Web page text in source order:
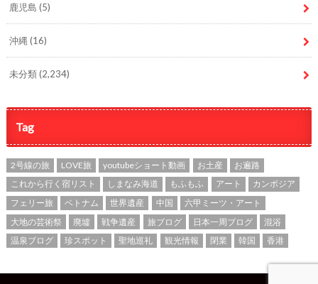
鹿児島 (5)
沖縄 (16)
未分類(2,234)
Tag
2号線の旅 LOVE旅 youtubeショート動画 お土産
お遍路
これから行く宿リスト
しまなみ海道 もふもふ アート
カンボジア
フェリー旅
ベトナム 世界遺産 中国
六甲ミーツ・アート
大地の芸術祭
廃墟 戦争遺産 旅ブログ 日本一周ブログ
混浴
温泉ブログ
珍スポット 聖地巡礼 観光情報 閉業 韓国 香港